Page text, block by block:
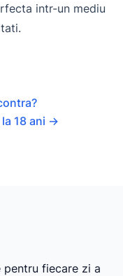
intr-un mediu
18 ani →
pentru fiecare zi a